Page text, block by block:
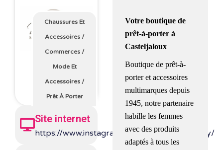
Chaussures Et
Accessoires /
Commerces /
Mode Et
Accessoires /
Prêt À Porter
Site internet
https://www.instagram.com/boutiquemontigny/
Votre boutique de
prêt-à-porter à
Casteljaloux
Boutique de prêt-à-
porter et accessoires
multimarques depuis
1945, notre partenaire
habille les femmes
avec des produits
adaptés à tous les